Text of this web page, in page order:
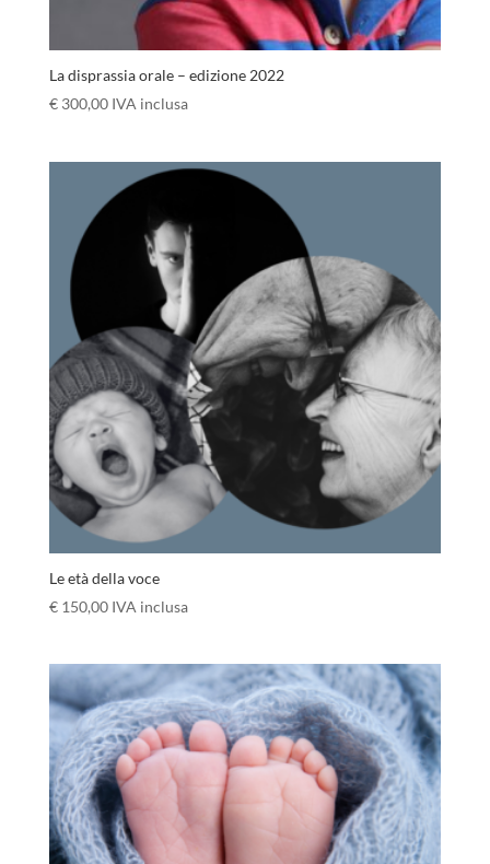
La disprassia orale – edizione 2022
€300,00 IVA inclusa
Le età della voce
€150,00 IVA inclusa